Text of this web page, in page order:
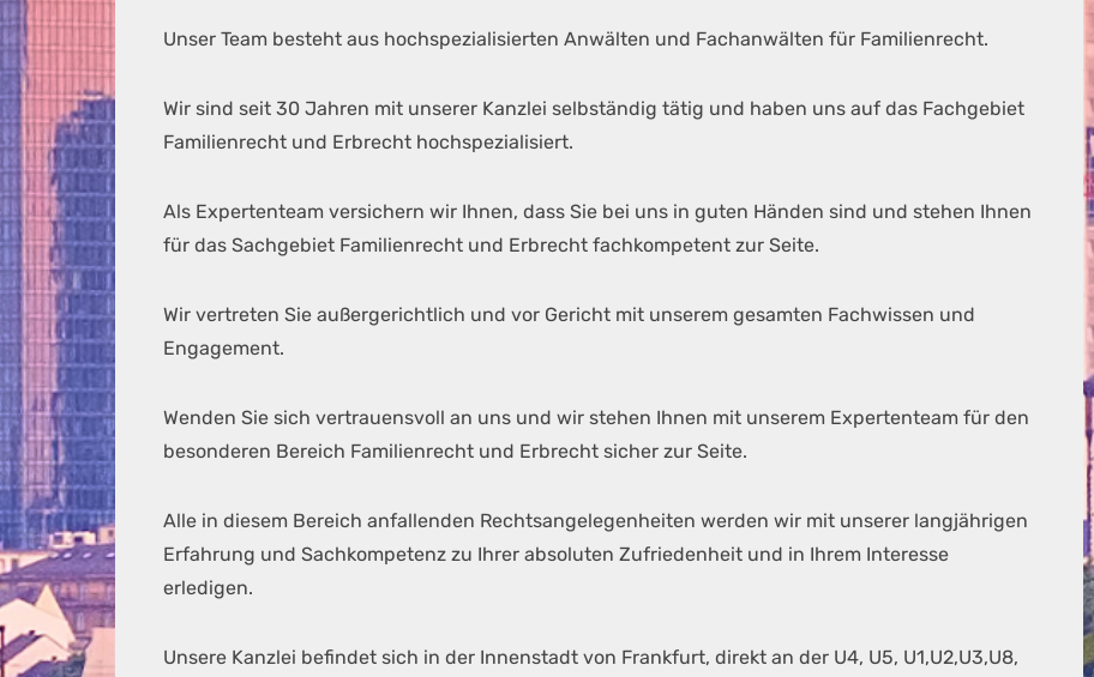
Unser Team besteht aus hochspezialisierten Anwälten und Fachanwälten für Familienrecht.
Wir sind seit 30 Jahren mit unserer Kanzlei selbständig tätig und haben uns auf das Fachgebiet
Familienrecht und Erbrecht hochspezialisiert.
Als Expertenteam versichern wir Ihnen, dass Sie bei uns in guten Händen sind und stehen Ihnen
für das Sachgebiet Familienrecht und Erbrecht fachkompetent zur Seite.
Wir vertreten Sie außergerichtlich und vor Gericht mit unserem gesamten Fachwissen und
Engagement.
Wenden Sie sich vertrauensvoll an uns und wir stehen Ihnen mit unserem Expertenteam für den
besonderen Bereich Familienrecht und Erbrecht sicher zur Seite.
Alle in diesem Bereich anfallenden Rechtsangelegenheiten werden wir mit unserer langjährigen
Erfahrung und Sachkompetenz zu Ihrer absoluten Zufriedenheit und in Ihrem Interesse
erledigen.
Unsere Kanzlei befindet sich in der Innenstadt von Frankfurt, direkt an der U4, U5, U1,U2,U3,U8,